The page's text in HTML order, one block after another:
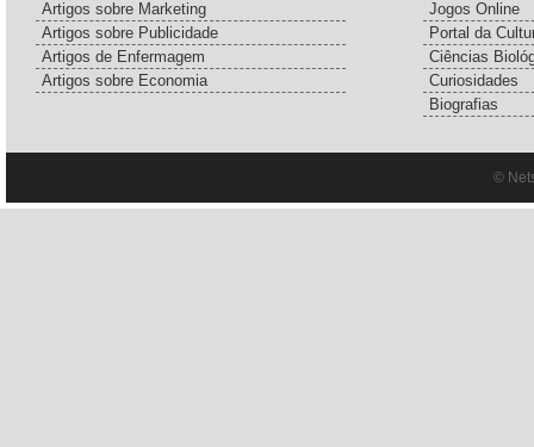
Artigos sobre Marketing
Artigos sobre Publicidade
Artigos de Enfermagem
Artigos sobre Economia
Jogos Online
Portal da
Ciências
Curiosidades
Biografias
©